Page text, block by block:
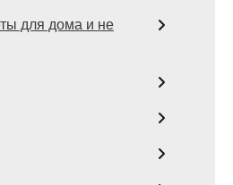
для дома и не